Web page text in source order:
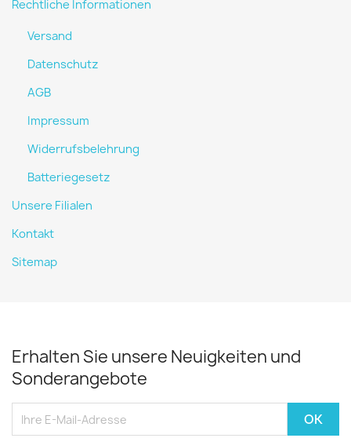
Rechtliche Informationen
Versand
Datenschutz
AGB
Impressum
Widerrufsbelehrung
Batteriegesetz
Unsere Filialen
Kontakt
Sitemap
Erhalten Sie unsere Neuigkeiten und
Sonderangebote